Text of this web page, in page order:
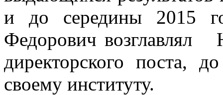
и до середины 2015
Федорович
директорского поста,
своему институту.